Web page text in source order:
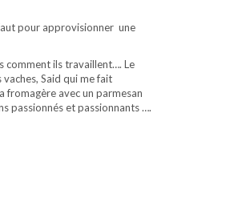
pour approvisionner une
comment ils travaillent…. Le
Said qui me fait
fromagère avec un parmesan
passionnés et passionnants ….